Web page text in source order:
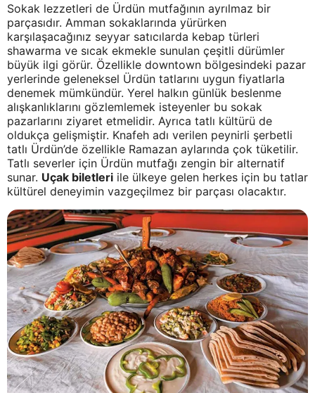
Sokak lezzetleri de Ürdün mutfağının ayrılmaz bir
parçasıdır. Amman sokaklarında yürürken
karşılaşacağınız seyyar satıcılarda kebap türleri
shawarma ve sıcak ekmekle sunulan çeşitli dürümler
büyük ilgi görür. Özellikle downtown bölgesindeki pazar
yerlerinde geleneksel Ürdün tatlarını uygun fiyatlarla
denemek mümkündür. Yerel halkın günlük beslenme
alışkanlıklarını gözlemlemek isteyenler bu sokak
pazarlarını ziyaret etmelidir. Ayrıca tatlı kültürü de
oldukça gelişmiştir. Knafeh adı verilen peynirli şerbetli
tatlı Ürdün’de özellikle Ramazan aylarında çok tüketilir.
Tatlı severler için Ürdün mutfağı zengin bir alternatif
sunar. Uçak biletleri ile ülkeye gelen herkes için bu tatlar
kültürel deneyimin vazgeçilmez bir parçası olacaktır.